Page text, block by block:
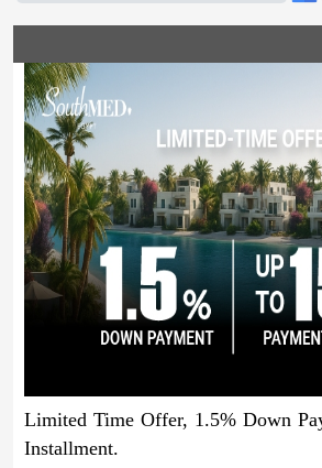
Limited Time Offer, 1.5% Down
Installment.